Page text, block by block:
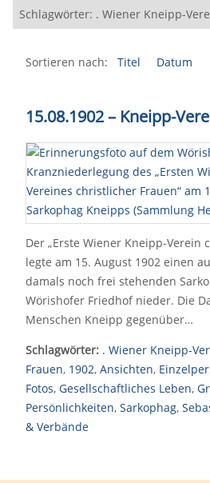
Schlagwörter: . Wiener Kneipp-
Sortieren nach: Titel Datum
15.08.1902 – Kneipp-
Der „Erste Wiener Kneipp-Verein
legte am 15. August 1902 einen
damals noch frei stehenden
Wörishofer Friedhof nieder. Die
Menschen Kneipp gegenüber…
Schlagwörter: . Wiener Kneipp-
Frauen, 1902, Ansichten,
Fotos, Gesellschaftliches Leben,
Persönlichkeiten, Sarkophag,
& Verbände